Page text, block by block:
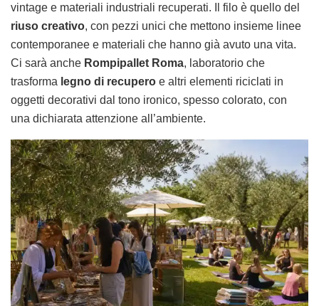
vintage e materiali industriali recuperati. Il filo è quello del
riuso creativo, con pezzi unici che mettono insieme linee
contemporanee e materiali che hanno già avuto una vita.
Ci sarà anche Rompipallet Roma, laboratorio che
trasforma legno di recupero e altri elementi riciclati in
oggetti decorativi dal tono ironico, spesso colorato, con
una dichiarata attenzione all’ambiente.